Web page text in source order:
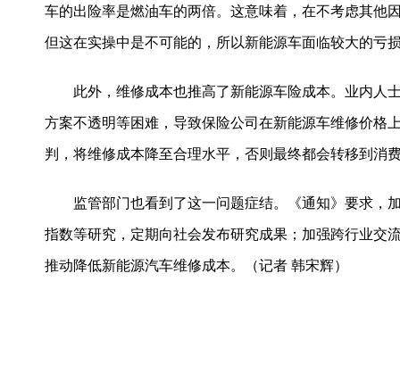
车的出险率是燃油车的两倍。这意味着，在不考虑其他
但这在实操中是不可能的，所以新能源车面临较大的亏
此外，维修成本也推高了新能源车险成本。业内人
方案不透明等困难，导致保险公司在新能源车维修价格
判，将维修成本降至合理水平，否则最终都会转移到消
监管部门也看到了这一问题症结。《通知》要求，
指数等研究，定期向社会发布研究成果；加强跨行业交
推动降低新能源汽车维修成本。（记者 韩宋辉）